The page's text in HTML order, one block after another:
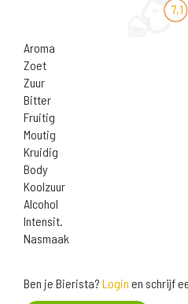
7,1
Aroma
Zoet
Zuur
Bitter
Fruitig
Moutig
Kruidig
Body
Koolzuur
Alcohol
Intensit.
Nasmaak
Ben je Bierista? Login en schrijf